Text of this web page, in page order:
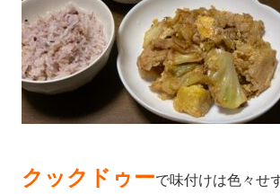
クックドゥーで味付けは色々せ